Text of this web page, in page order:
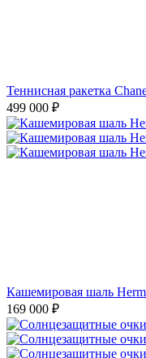
Теннисная ракетка
499 000 ₽
Кашемировая шаль
169 000 ₽